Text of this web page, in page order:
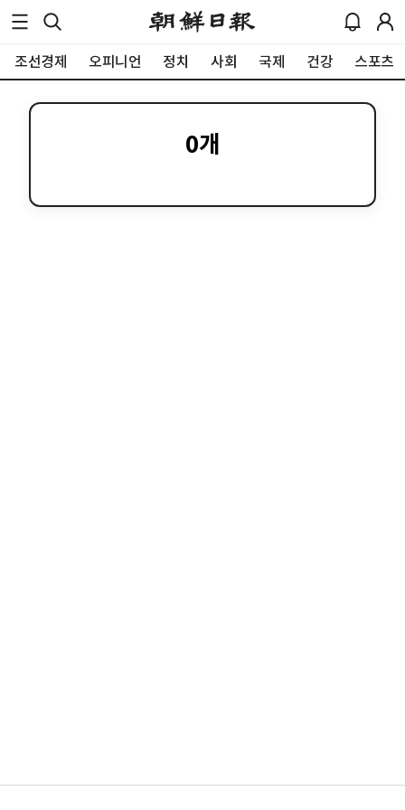
조선경제 오피니언 정치 사회 국제 건강 스포츠
0개